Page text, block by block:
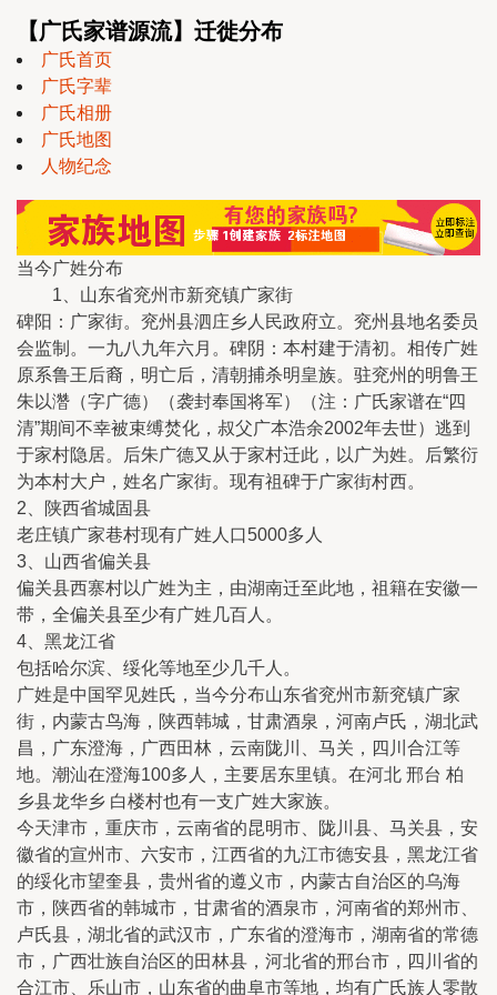
【广氏家谱源流】迁徙分布
广氏首页
广氏字辈
广氏相册
广氏地图
人物纪念
当今广姓分布
1、山东省兖州市新兖镇广家街
碑阳：广家街。兖州县泗庄乡人民政府立。兖州县地名委员
会监制。一九八九年六月。碑阴：本村建于清初。相传广姓
原系鲁王后裔，明亡后，清朝捕杀明皇族。驻兖州的明鲁王
朱以濳（字广德）（袭封奉国将军）（注：广氏家谱在“四
清”期间不幸被束缚焚化，叔父广本浩余2002年去世）逃到
于家村隐居。后朱广德又从于家村迁此，以广为姓。后繁衍
为本村大户，姓名广家街。现有祖碑于广家街村西。
2、陕西省城固县
老庄镇广家巷村现有广姓人口5000多人
3、山西省偏关县
偏关县西寨村以广姓为主，由湖南迁至此地，祖籍在安徽一
带，全偏关县至少有广姓几百人。
4、黑龙江省
包括哈尔滨、绥化等地至少几千人。
广姓是中国罕见姓氏，当今分布山东省兖州市新兖镇广家
街，内蒙古鸟海，陕西韩城，甘肃酒泉，河南卢氏，湖北武
昌，广东澄海，广西田林，云南陇川、马关，四川合江等
地。潮汕在澄海100多人，主要居东里镇。在河北 邢台 柏
乡县龙华乡 白楼村也有一支广姓大家族。
今天津市，重庆市，云南省的昆明市、陇川县、马关县，安
徽省的宣州市、六安市，江西省的九江市德安县，黑龙江省
的绥化市望奎县，贵州省的遵义市，内蒙古自治区的乌海
市，陕西省的韩城市，甘肃省的酒泉市，河南省的郑州市、
卢氏县，湖北省的武汉市，广东省的澄海市，湖南省的常德
市，广西壮族自治区的田林县，河北省的邢台市，四川省的
合江市、乐山市，山东省的曲阜市等地，均有广氏族人零散